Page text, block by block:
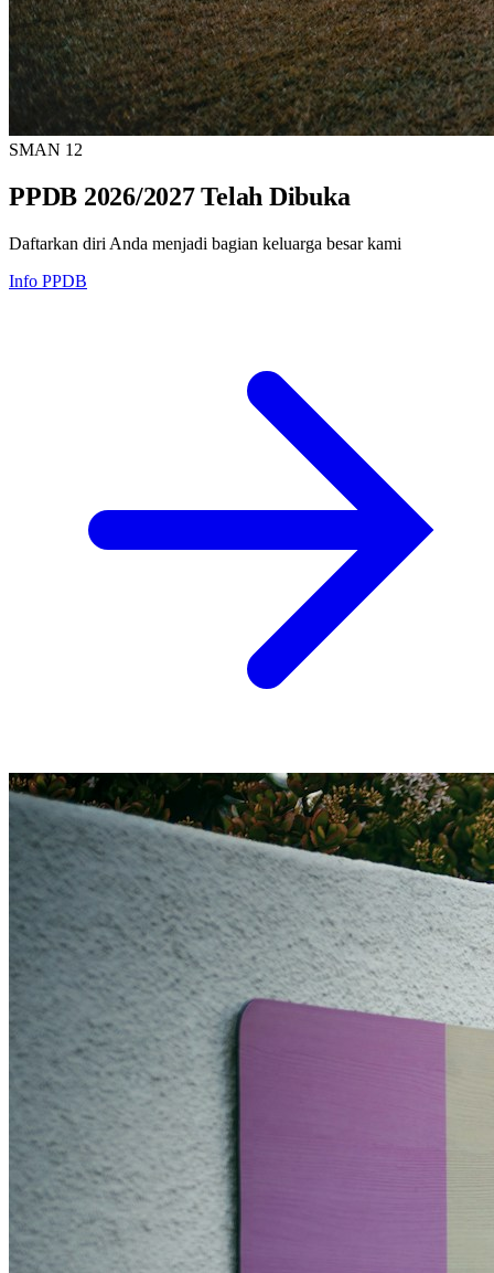
SMAN 12
PPDB 2026/2027 Telah Dibuka
Daftarkan diri Anda menjadi bagian keluarga besar kami
Info PPDB